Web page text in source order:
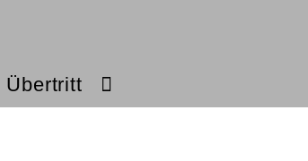
Übertritt